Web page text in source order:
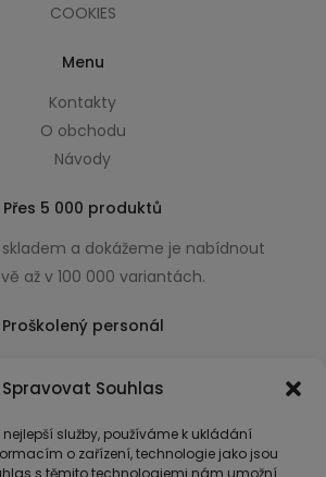
Spravovat Souhlas
služby, používáme k ukládání
o zařízení, technologie jako jsou
s těmito technologiemi nám umožní
COOKIES
Menu
Kontakty
O obchodu
Návody
Přes 5 000 produktů
a dokážeme je nabídnout
až v 100 000 variantách.
Proškolený personál
usnadňující nákup.